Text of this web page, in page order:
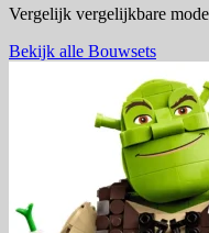
Vergelijk vergelijkbare
Bekijk alle Bouwsets